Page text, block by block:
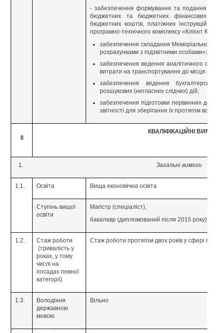
- забезпечення формування та подання до
бюджетних та бюджетних фінансових
бюджетних коштів, платіжних інструкцій
програмно-технічного комплексу «Клієнт
забезпечення складання
розрахунками з підзвітними особами»;
забезпечення ведення аналітичного
витрати на транспортування до місця
забезпечення ведення
розшукових (негласних слідчих) дій;
забезпечення підготовки первинних
звітності для зберігання їх протягом
КВАЛІФІКАЦІЙНІ
Загальні вимоги
1.1. Освіта Вища економічна освіта
Ступінь вищої
освіти
Магістр (спеціаліст),
бакалавр (дипломований після 2015 року)
1.2.
Стаж роботи
(тривалість у
роках, у тому
числі на
посадах певної
категорії)
Стаж роботи протягом двох років у сфері
1.3.
Володіння
державною
мовою
Вільно